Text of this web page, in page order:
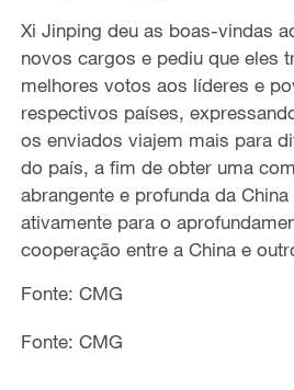
Xi Jinping deu as boas-vindas
novos cargos e pediu que eles
melhores votos aos líderes e
respectivos países,
os enviados viajem mais para
do país, a fim de obter uma
abrangente e profunda da
ativamente para o
cooperação entre a China e
Fonte: CMG
Fonte: CMG